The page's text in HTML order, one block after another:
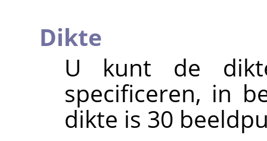
Dikte
U kunt de
specificeren, in
dikte is 30